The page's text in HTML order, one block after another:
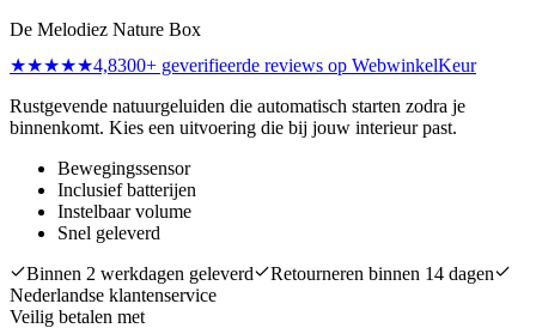
De Melodiez Nature Box
★★★★★4,8300+ geverifieerde reviews op WebwinkelKeur
Rustgevende natuurgeluiden die automatisch starten zodra je
binnenkomt. Kies een uitvoering die bij jouw interieur past.
Bewegingssensor
Inclusief batterijen
Instelbaar volume
Snel geleverd
Binnen 2 werkdagen geleverd
Retourneren binnen 14 dagen
Nederlandse klantenservice
Veilig betalen met